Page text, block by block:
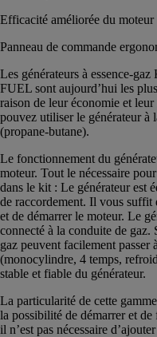
Efficacité améliorée du moteur
Panneau de commande
Les générateurs à essence-
FUEL sont aujourd’hui les
raison de leur économie et
pouvez utiliser le générateur à
(propane-butane).
Le fonctionnement du
moteur. Tout le nécessaire
dans le kit : Le générateur est
de raccordement. Il vous suffit
et de démarrer le moteur. Le
connecté à la conduite de gaz.
gaz peuvent facilement passer
(monocylindre, 4 temps,
stable et fiable du générateur.
La particularité de cette
la possibilité de démarrer et
il n’est pas nécessaire